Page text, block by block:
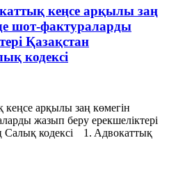
кеңсе арқылы заң
шот-фактураларды
Қазақстан
кодексі
арқылы заң көмегін
жазып беру ерекшеліктері
Салық кодексі 1. Адвокаттық